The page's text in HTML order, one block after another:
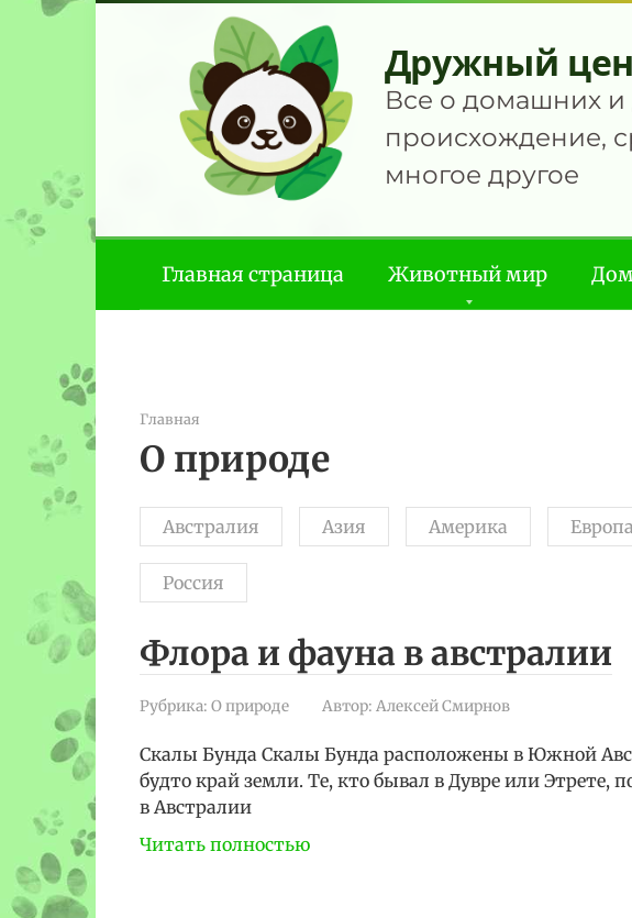
Перейти
Дружный
Все о домашних
происхождение,
многое другое
Главная страница Животный мир
Главная
О природе
Австралия Азия Америка Европа
Россия
Флора и фауна в австралии
Рубрика: О природе Автор: Алексей Смирнов
Скалы Бунда Скалы Бунда расположены в Южной
будто край земли. Те, кто бывал в Дувре или Этрете,
в Австралии
Читать полностью